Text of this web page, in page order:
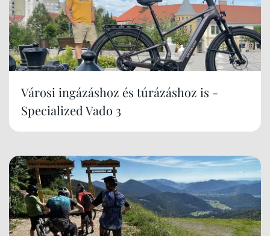
Városi ingázáshoz és túrázáshoz is -
Specialized Vado 3